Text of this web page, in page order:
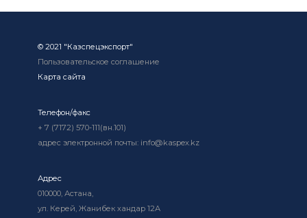
© 2021 "Казспецэкспорт"
Пользовательское соглашение
Карта сайта
Телефон/факс
+ 7 (7172) 570-111(вн.101)
адрес электронной почты: info@kaspex.kz
Адрес
010000, Астана,
ул. Керей, Жанибек хандар 12А